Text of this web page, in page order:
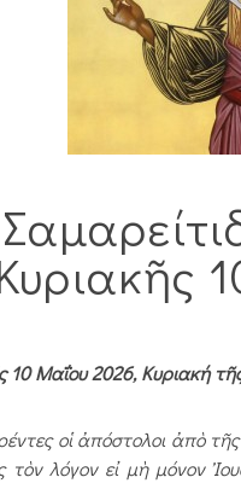
Μαΐου 2026, Κυριακή
οἱ ἀπόστολοι ἀπὸ
τὸν λόγον εἰ μὴ μόνον